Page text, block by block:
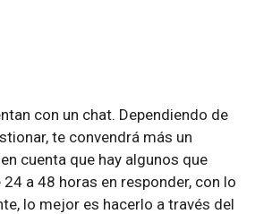
con un chat. Dependiendo de
te convendrá más un
cuenta que hay algunos que
a 48 horas en responder, con lo
lo mejor es hacerlo a través del